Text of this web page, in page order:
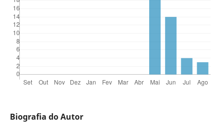
Biografia do Autor